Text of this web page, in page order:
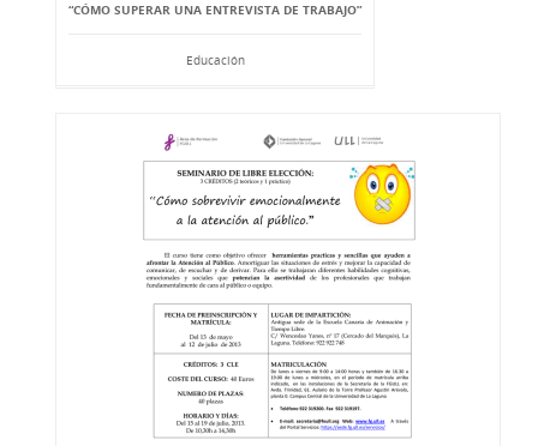
“CÓMO SUPERAR UNA ENTREVISTA DE TRABAJO”
Educación